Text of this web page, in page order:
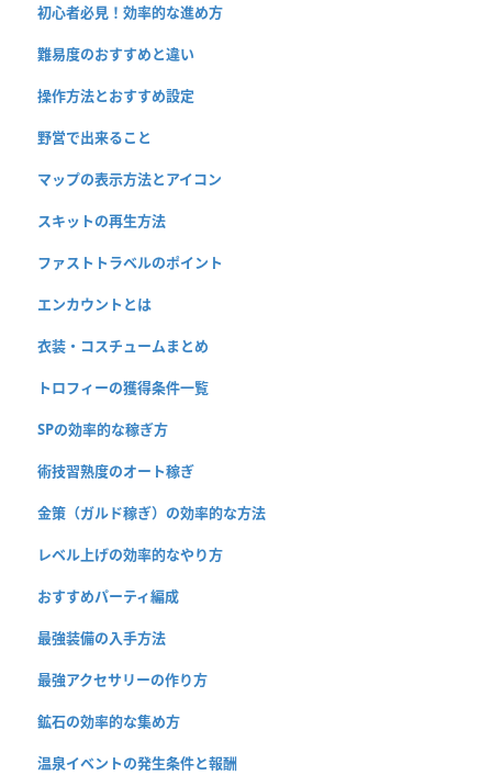
初心者必見！効率的な進め方
難易度のおすすめと違い
操作方法とおすすめ設定
野営で出来ること
マップの表示方法とアイコン
スキットの再生方法
ファストトラベルのポイント
エンカウントとは
衣装・コスチュームまとめ
トロフィーの獲得条件一覧
SPの効率的な稼ぎ方
術技習熟度のオート稼ぎ
金策（ガルド稼ぎ）の効率的な方法
レベル上げの効率的なやり方
おすすめパーティ編成
最強装備の入手方法
最強アクセサリーの作り方
鉱石の効率的な集め方
温泉イベントの発生条件と報酬